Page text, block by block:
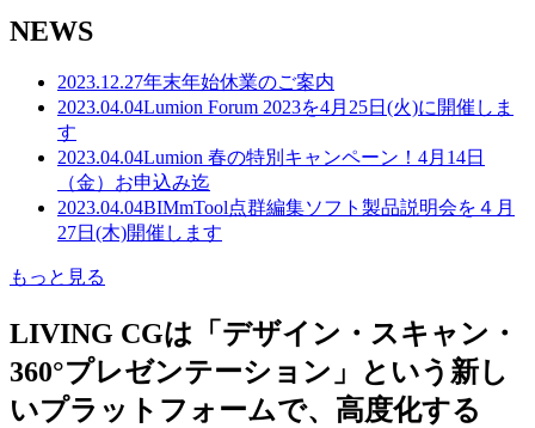
NEWS
2023.12.27年末年始休業のご案内
2023.04.04Lumion Forum 2023を4月25日(火)に開催しま
す
2023.04.04Lumion 春の特別キャンペーン！4月14日
（金）お申込み迄
2023.04.04BIMmTool点群編集ソフト製品説明会を４月
27日(木)開催します
もっと見る
LIVING CGは「デザイン・スキャン・
360°プレゼンテーション」という新し
いプラットフォームで、高度化する